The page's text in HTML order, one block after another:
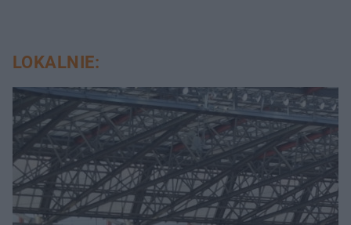
LOKALNIE: